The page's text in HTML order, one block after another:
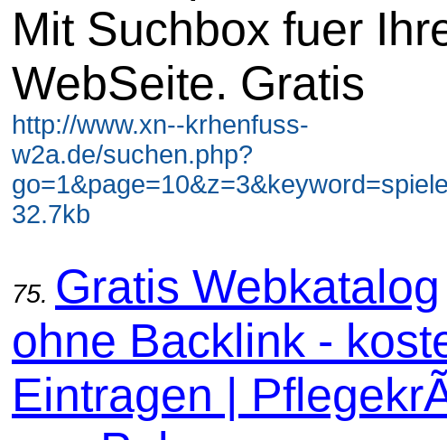
Mit Suchbox fuer
WebSeite. Gratis
http://www.xn--krhenfuss-
w2a.de/suchen.php?
32.7kb
75. Gratis Webkatalog
ohne Backlink -
Eintragen |